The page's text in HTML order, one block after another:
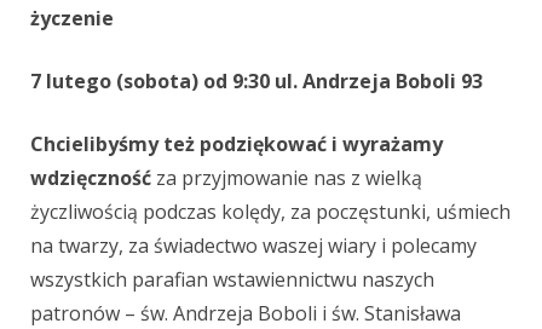
życzenie
7 lutego (sobota) od 9:30 ul. Andrzeja Boboli 93
Chcielibyśmy też podziękować i wyrażamy
wdzięczność za przyjmowanie nas z wielką
życzliwością podczas kolędy, za poczęstunki, uśmiech
na twarzy, za świadectwo waszej wiary i polecamy
wszystkich parafian wstawiennictwu naszych
patronów – św. Andrzeja Boboli i św. Stanisława